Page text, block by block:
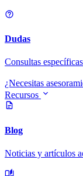
Dudas
Consultas
¿Necesitas
Recursos
Blog
Noticias y artículos